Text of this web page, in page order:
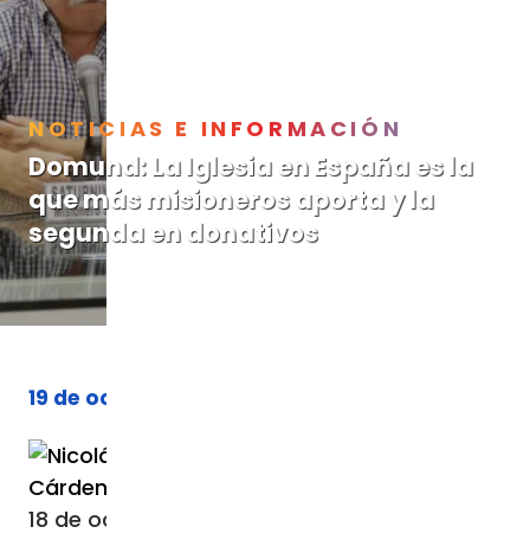
NOTICIAS E INFORMACIÓN
Domund: La Iglesia en España es la
que más misioneros aporta y la
segunda en donativos
19 de octubre de 2023
18 de octubre de 2023 / 11:01 AM